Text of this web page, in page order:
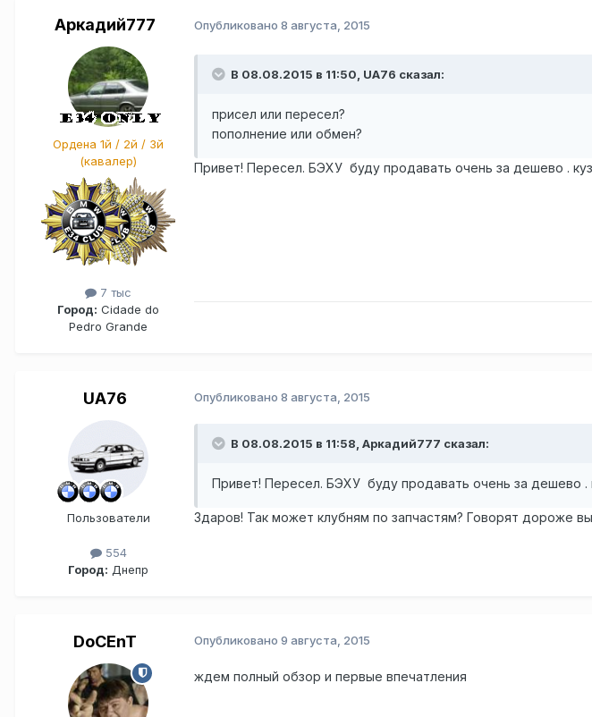
Аркадий777
Ордена 1й / 2й / 3й
(кавалер)
7 тыс
Город: Cidade do
Pedro Grande
Опубликовано 8 августа, 2015
В 08.08.2015 в 11:50, UA76 сказал:
присел или пересел?
пополнение или обмен?
Привет! Пересел. БЭХУ буду продавать очень за дешево .
UA76
Пользователи
554
Город: Днепр
Опубликовано 8 августа, 2015
В 08.08.2015 в 11:58, Аркадий777 сказал:
Привет! Пересел. БЭХУ буду продавать очень за дешево .
Здаров! Так может клубням по запчастям? Говорят дороже
DoCEnT Опубликовано 9 августа, 2015
ждем полный обзор и первые впечатления